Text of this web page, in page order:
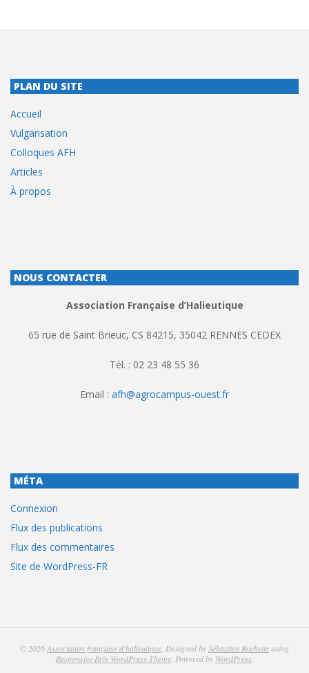
PLAN DU SITE
Accueil
Vulgarisation
Colloques AFH
Articles
À propos
NOUS CONTACTER
Association Française d’Halieutique
65 rue de Saint Brieuc, CS 84215, 35042 RENNES CEDEX
Tél. : 02 23 48 55 36
Email : afh@agrocampus-ouest.fr
MÉTA
Connexion
Flux des publications
Flux des commentaires
Site de WordPress-FR
© 2026Association française d'halieutique. Designed bySébastien Rochetteusing
Responsive Brix WordPress Theme. Powered by WordPress.